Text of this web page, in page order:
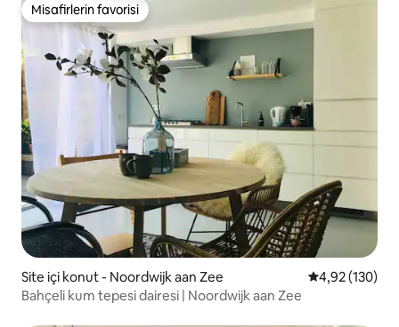
Misafirlerin favorisi
Misafirlerin favorisi
Site içi konut - Noordwijk aan Zee 5 üzerinden
4,92 (130)
Bahçeli kum tepesi dairesi | Noordwijk aan Zee